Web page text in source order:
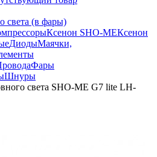
света (в фары)
Ксенон SHO-MEКсенон
ДиодыМаячки,
Фары
Шнуры
света SHO-ME G7 lite LH-